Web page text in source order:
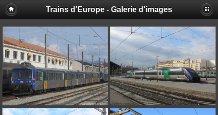
Trains d'Europe - Galerie d'images